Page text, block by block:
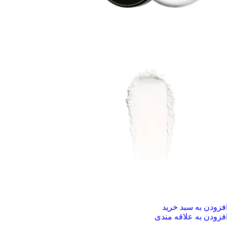
به سبد خرید
به علاقه مندی